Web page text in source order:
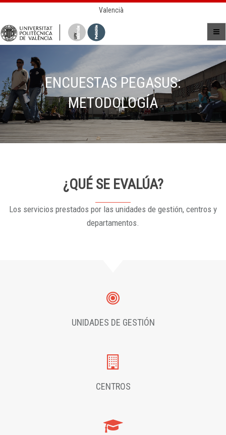
Valencià
ENCUESTAS PEGASUS:
METODOLOGÍA
¿QUÉ SE EVALÚA?
Los servicios prestados por las unidades de gestión, centros y
departamentos.
UNIDADES DE GESTIÓN
CENTROS